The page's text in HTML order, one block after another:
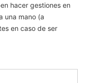
hacer gestiones en
una mano (a
en caso de ser